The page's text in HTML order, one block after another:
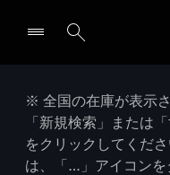
※ 全国の在庫が表示
「新規検索」または
をクリックしてくだ
は、「…」アイコン